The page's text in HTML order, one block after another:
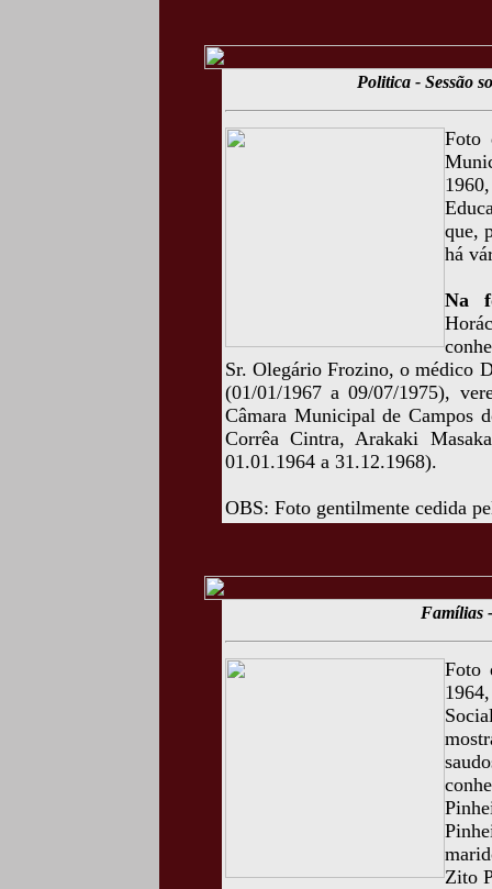
Politica - Sessão
Foto
que,
há
Na
Sr. Olegário Frozino, o médico
(01/01/1967 a 09/07/1975),
Câmara Municipal de Campos
Corrêa Cintra, Arakaki
01.01.1964 a 31.12.1968).
OBS: Foto gentilmente cedida
Famílias
Foto
Zito